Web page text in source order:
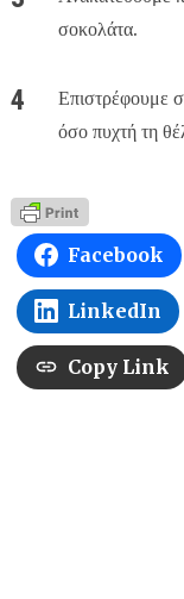
σοκολάτα.
Επιστρέφουμε
όσο πυχτή τη
Facebook
LinkedIn
Copy Link